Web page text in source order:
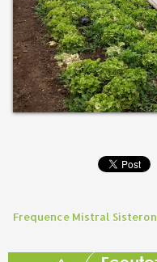
Frequence Mistral Sisteron